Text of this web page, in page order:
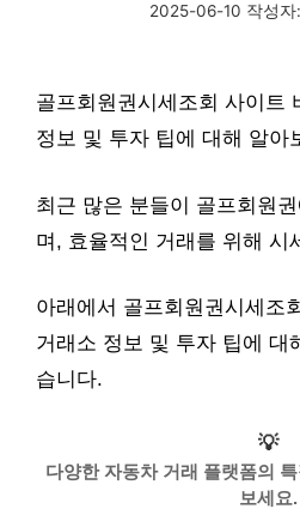
2025-06-10 작성자:
골프회원권시세조회 사이트
정보 및 투자 팁에 대해 알아
최근 많은 분들이 골프회원
며, 효율적인 거래를 위해 시
아래에서 골프회원권시세조
거래소 정보 및 투자 팁에 대
습니다.
💡
다양한 자동차 거래 플랫폼의
보세요.